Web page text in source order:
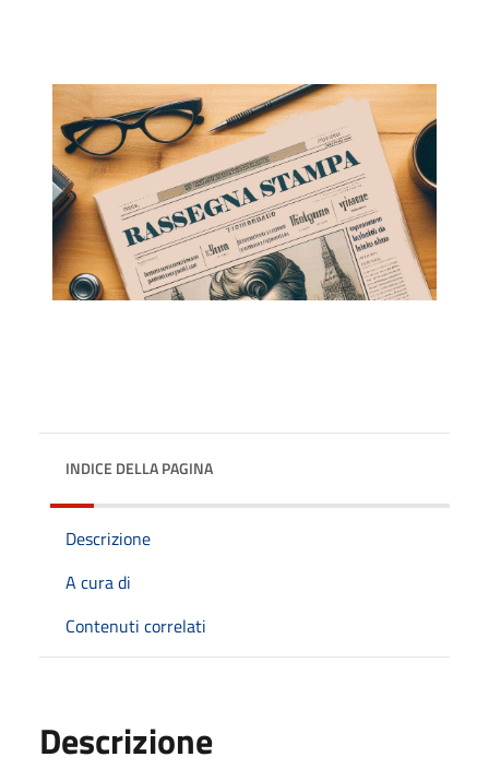
INDICE DELLA PAGINA
Descrizione
A cura di
Contenuti correlati
Descrizione